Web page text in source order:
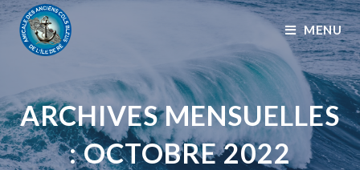
MENU
ARCHIVES MENSUELLES
: OCTOBRE 2022